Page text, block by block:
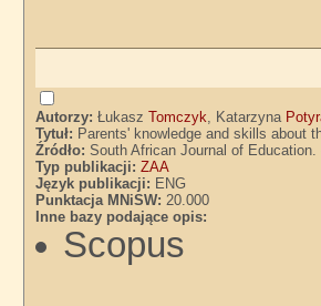
Autorzy:ŁukaszTomczyk, Katarzyna
Tytuł: Parents' knowledge and skills about
Źródło:South African Journal of
Typ publikacji:ZAA
Język publikacji: ENG
Punktacja MNiSW:20.000
Inne bazy podające opis:
Scopus